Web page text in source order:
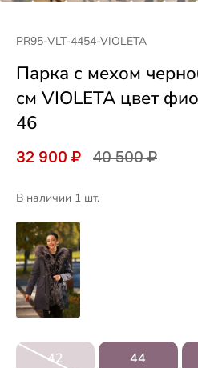
PR95-VLT-4454-VIOLETA
Парка с мехом
см VIOLETA цвет
46
32 900 ₽ 40 500 ₽
В наличии 1 шт.
42 44